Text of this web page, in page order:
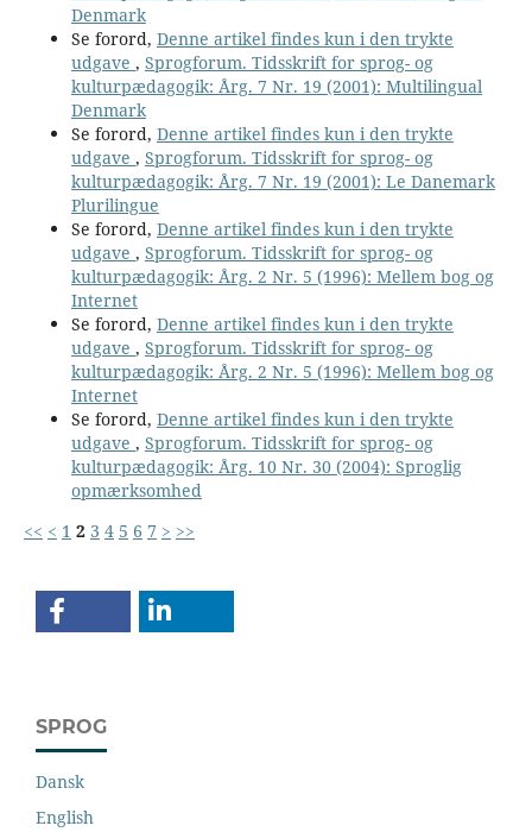
Denmark
Se forord, Denne artikel findes kun i den trykte
udgave , Sprogforum. Tidsskrift for sprog- og
kulturpædagogik: Årg. 7 Nr. 19 (2001): Multilingual
Denmark
Se forord, Denne artikel findes kun i den trykte
udgave , Sprogforum. Tidsskrift for sprog- og
kulturpædagogik: Årg. 7 Nr. 19 (2001): Le Danemark
Plurilingue
Se forord, Denne artikel findes kun i den trykte
udgave , Sprogforum. Tidsskrift for sprog- og
kulturpædagogik: Årg. 2 Nr. 5 (1996): Mellem bog og
Internet
Se forord, Denne artikel findes kun i den trykte
udgave , Sprogforum. Tidsskrift for sprog- og
kulturpædagogik: Årg. 2 Nr. 5 (1996): Mellem bog og
Internet
Se forord, Denne artikel findes kun i den trykte
udgave , Sprogforum. Tidsskrift for sprog- og
kulturpædagogik: Årg. 10 Nr. 30 (2004): Sproglig
opmærksomhed
<< < 1 2 3 4 5 6 7 > >>
SPROG
Dansk
English